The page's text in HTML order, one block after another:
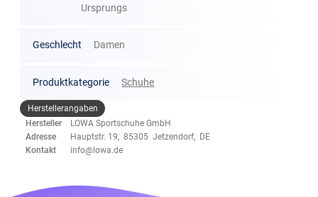
Ursprungs
Geschlecht Damen
Produktkategorie Schuhe
Herstellerangaben
Hersteller
LOWA Sportschuhe GmbH
Adresse
Hauptstr. 19, 85305 Jetzendorf, DE
Kontakt
info@lowa.de